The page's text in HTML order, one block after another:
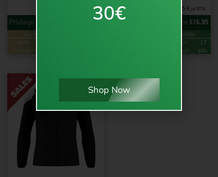
με ΦΠΑ
Buy & Earn
Gold
Privilege:
16.95 € με ΦΠΑ
από €16.95
Loyalty Points
Green
Privilege:
17
pts.
30€
Shop Now